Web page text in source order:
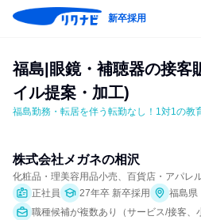
新卒採用
福島|眼鏡・補聴器の接客
イル提案・加工)
福島勤務・転居を伴う転勤なし！1対1の教
株式会社メガネの相沢
化粧品・理美容用品小売、百貨店・アパレ
正社員
27年卒 新卒採用
福島県
職種候補が複数あり（サービス/接客、